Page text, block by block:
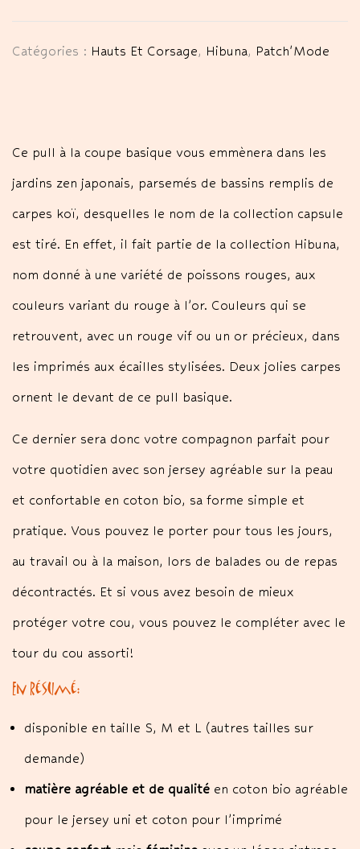
Catégories : Hauts Et Corsage, Hibuna, Patch'Mode
Ce pull à la coupe basique vous emmènera dans les
jardins zen japonais, parsemés de bassins remplis de
carpes koï, desquelles le nom de la collection capsule
est tiré. En effet, il fait partie de la collection Hibuna,
nom donné à une variété de poissons rouges, aux
couleurs variant du rouge à l’or. Couleurs qui se
retrouvent, avec un rouge vif ou un or précieux, dans
les imprimés aux écailles stylisées. Deux jolies carpes
ornent le devant de ce pull basique.
Ce dernier sera donc votre compagnon parfait pour
votre quotidien avec son jersey agréable sur la peau
et confortable en coton bio, sa forme simple et
pratique. Vous pouvez le porter pour tous les jours,
au travail ou à la maison, lors de balades ou de repas
décontractés. Et si vous avez besoin de mieux
protéger votre cou, vous pouvez le compléter avec le
tour du cou assorti!
En résumé:
disponible en taille S, M et L (autres tailles sur
demande)
matière agréable et de qualité en coton bio agréable
pour le jersey uni et coton pour l’imprimé